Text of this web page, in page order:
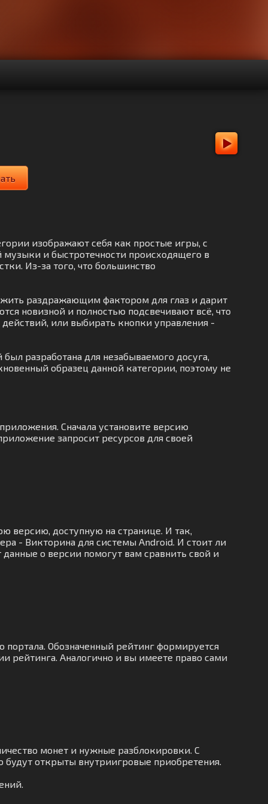
изображают себя как простые игры, с
и быстротечности происходящего в
Из-за того, что большинство
раздражающим фактором для глаз и дарит
новизной и полностью подсвечивают всё, что
или выбирать кнопки управления -
разработана для незабываемого досуга,
образец данной категории, поэтому не
Сначала установите версию
запросит ресурсов для своей
версию, доступную на странице. И так,
- Викторина для системы Android. И стоит ли
о версии помогут вам сравнить свой и
Обозначенный рейтинг формируется
рейтинга. Аналогично и вы имеете право сами
монет и нужные разблокировки. С
открыты внутриигровые приобретения.